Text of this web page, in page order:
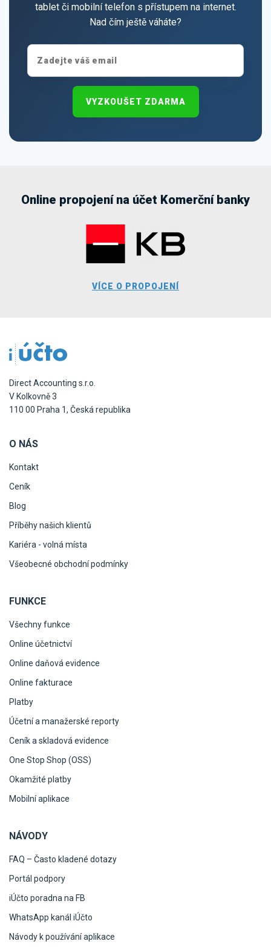
tablet či mobilní telefon s přístupem na internet.
Nad čím ještě váháte?
VYZKOUŠET ZDARMA
Online propojení na účet Komerční banky
VÍCE O PROPOJENÍ
Direct Accounting s.r.o.
V Kolkovně 3
110 00 Praha 1, Česká republika
O NÁS
Kontakt
Ceník
Blog
Příběhy našich klientů
Kariéra - volná místa
Všeobecné obchodní podmínky
FUNKCE
Všechny funkce
Online účetnictví
Online daňová evidence
Online fakturace
Platby
Účetní a manažerské reporty
Ceník a skladová evidence
One Stop Shop (OSS)
Okamžité platby
Mobilní aplikace
NÁVODY
FAQ – Často kladené dotazy
Portál podpory
iÚčto poradna na FB
WhatsApp kanál iÚčto
Návody k používání aplikace